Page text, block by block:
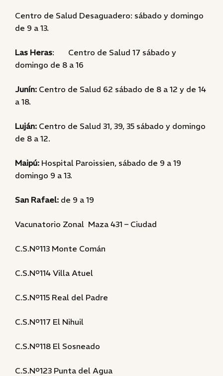
Centro de Salud Desaguadero: sábado y domingo
de 9 a 13.
Las Heras: Centro de Salud 17 sábado y
domingo de 8 a 16
Junín: Centro de Salud 62 sábado de 8 a 12 y de 14
a 18.
Luján: Centro de Salud 31, 39, 35 sábado y domingo
de 8 a 12.
Maipú: Hospital Paroissien, sábado de 9 a 19
domingo 9 a 13.
San Rafael: de 9 a 19
Vacunatorio Zonal Maza 431 – Ciudad
C.S.Nº113 Monte Comán
C.S.Nº114 Villa Atuel
C.S.Nº115 Real del Padre
C.S.Nº117 El Nihuil
C.S.Nº118 El Sosneado
C.S.Nº123 Punta del Agua